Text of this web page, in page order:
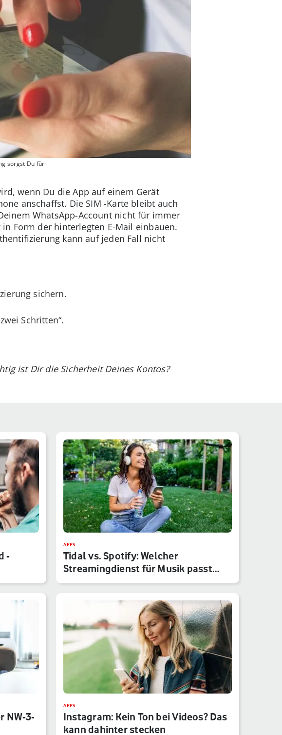
sorgst Du für
wenn Du die App auf einem Gerät
anschaffst. Die SIM -Karte bleibt auch
WhatsApp-Account nicht für immer
Form der hinterlegten E-Mail einbauen.
kann auf jeden Fall nicht
sichern.
Schritten“.
ist Dir die Sicherheit Deines Kontos?
-
APPS
Tidal vs. Spotify: Welcher
Streamingdienst für Musik passt
besser…
NW-3-
APPS
Instagram: Kein Ton bei Videos? Das
kann dahinter stecken